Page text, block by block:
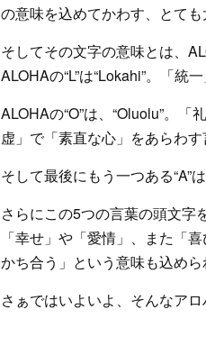
の意味を込めてかわす、とても
そしてその文字の意味とは、
ALOHAの“L”は“Lokahi”。「統
ALOHAの“O”は、“Oluolu”。「
虚」で「素直な心」をあらわす
そして最後にもう一つある“A”
さらにこの5つの言葉の頭文字
「幸せ」や「愛情」、また「
かち合う」という意味も込めら
さぁではいよいよ、そんなア